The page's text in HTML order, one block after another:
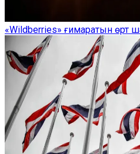
«Wildberries» ғимаратын өрт